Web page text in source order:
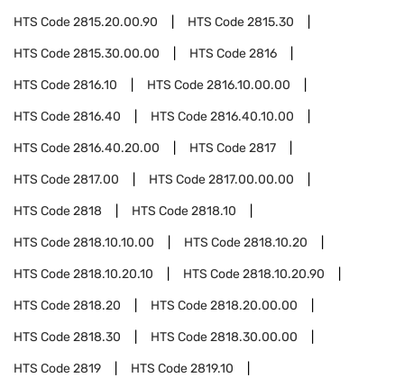
HTS Code2815.20.00.90 HTS Code2815.30
HTS Code2815.30.00.00 HTS Code2816
HTS Code2816.10 HTS Code2816.10.00.00
HTS Code2816.40 HTS Code2816.40.10.00
HTS Code2816.40.20.00 HTS Code2817
HTS Code2817.00 HTS Code2817.00.00.00
HTS Code2818 HTS Code2818.10
HTS Code2818.10.10.00 HTS Code2818.10.20
HTS Code2818.10.20.10 HTS Code2818.10.20.90
HTS Code2818.20 HTS Code2818.20.00.00
HTS Code2818.30 HTS Code2818.30.00.00
HTS Code2819 HTS Code2819.10